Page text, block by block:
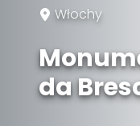
Włochy
da